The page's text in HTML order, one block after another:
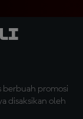
berbuah promosi
disaksikan oleh